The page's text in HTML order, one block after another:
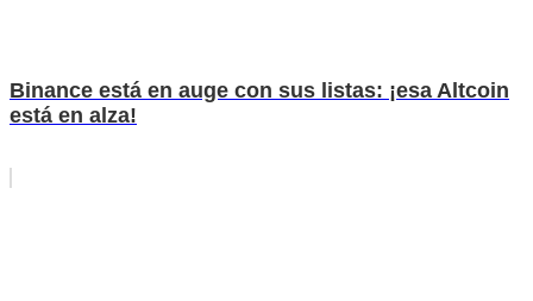
Binance está en auge con sus listas: ¡esa Altcoin
está en alza!